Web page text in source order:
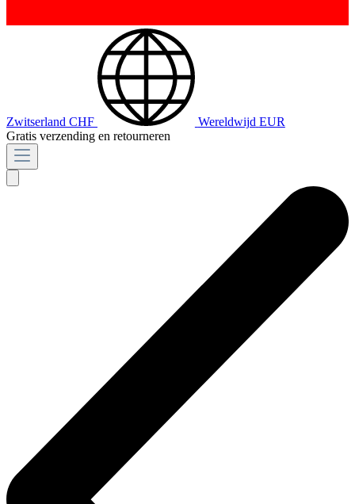
Zwitserland CHF Wereldwijd EUR
Gratis verzending en retourneren